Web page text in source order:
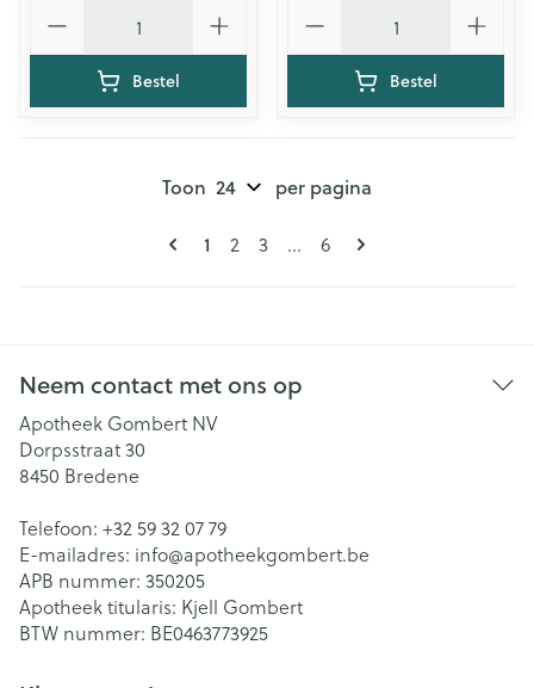
Bestel Bestel
Pagina's
U lees momenteel pagina
1 Pagina
2 Pagina
3 ... Pagina
6
Toon per pagina
Neem contact met ons op
Apotheek Gombert NV
Dorpsstraat 30
8450 Bredene
Telefoon: +32 59 32 07 79
E-mailadres: info@apotheekgombert.be
APB nummer: 350205
Apotheek titularis: Kjell Gombert
BTW nummer: BE0463773925